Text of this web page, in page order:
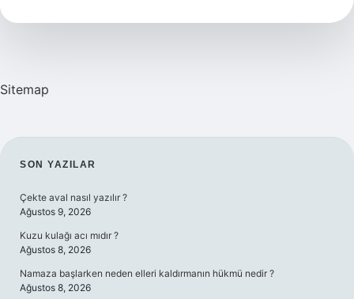
Mı
Sitemap
SIDEBAR
SON YAZILAR
Çekte aval nasıl yazılır ?
Ağustos 9, 2026
Kuzu kulağı acı mıdır ?
Ağustos 8, 2026
Namaza başlarken neden elleri kaldırmanın hükmü nedir ?
Ağustos 8, 2026